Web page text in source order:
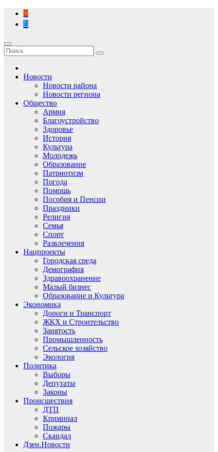
Перейти
содержимому
Новости
Новости района
Новости региона
Общество
Армия
Благоустройство
Здоровье
История
Культура
Молодежь
Образование
Патриотизм
Погода
Помощь
Пособия и Пенсии
Праздники
Религия
Семья
Спорт
Развлечения
Нацпроекты
Городская среда
Демография
Здравоохранение
Малый бизнес
Образование и Культура
Экономика
Дороги и Транспорт
ЖКХ и Строительство
Занятость
Промышленность
Сельское хозяйство
Экология
Политика
Выборы
Депутаты
Законы
Происшествия
ДТП
Криминал
Пожары
Скандал
Дзен.Новости